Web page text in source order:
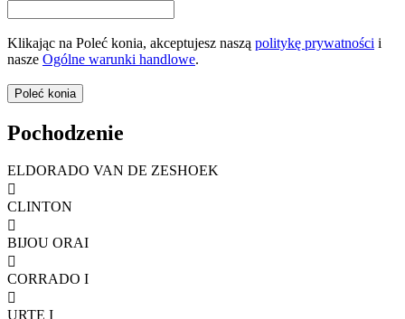
Klikając na Poleć konia, akceptujesz naszą politykę prywatności i
nasze Ogólne warunki handlowe.
Pochodzenie
ELDORADO VAN DE ZESHOEK

CLINTON

BIJOU ORAI

CORRADO I

URTE I